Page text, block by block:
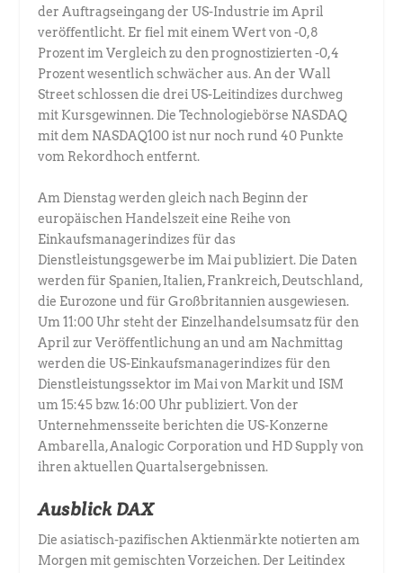
der Auftragseingang der US-Industrie im April
veröffentlicht. Er fiel mit einem Wert von -0,8
Prozent im Vergleich zu den prognostizierten -0,4
Prozent wesentlich schwächer aus. An der Wall
Street schlossen die drei US-Leitindizes durchweg
mit Kursgewinnen. Die Technologiebörse NASDAQ
mit dem NASDAQ100 ist nur noch rund 40 Punkte
vom Rekordhoch entfernt.
Am Dienstag werden gleich nach Beginn der
europäischen Handelszeit eine Reihe von
Einkaufsmanagerindizes für das
Dienstleistungsgewerbe im Mai publiziert. Die Daten
werden für Spanien, Italien, Frankreich, Deutschland,
die Eurozone und für Großbritannien ausgewiesen.
Um 11:00 Uhr steht der Einzelhandelsumsatz für den
April zur Veröffentlichung an und am Nachmittag
werden die US-Einkaufsmanagerindizes für den
Dienstleistungssektor im Mai von Markit und ISM
um 15:45 bzw. 16:00 Uhr publiziert. Von der
Unternehmensseite berichten die US-Konzerne
Ambarella, Analogic Corporation und HD Supply von
ihren aktuellen Quartalsergebnissen.
Ausblick DAX
Die asiatisch-pazifischen Aktienmärkte notierten am
Morgen mit gemischten Vorzeichen. Der Leitindex